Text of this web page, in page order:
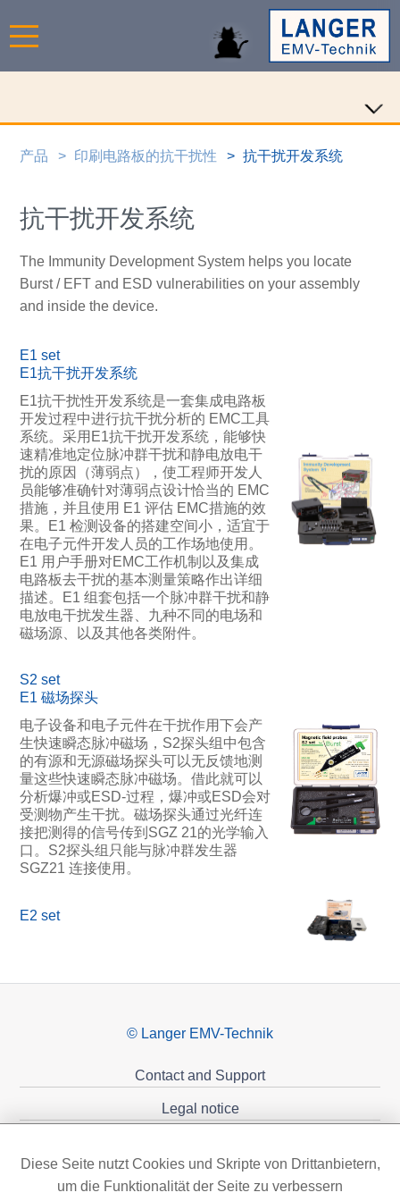
产品 印刷电路板的抗干扰性 抗干扰开发系统
抗干扰开发系统
The Immunity Development System helps you locate
Burst / EFT and ESD vulnerabilities on your assembly
and inside the device.
E1 set
E1抗干扰开发系统
E1抗干扰性开发系统是一套集成电路板
开发过程中进行抗干扰分析的 EMC工具
系统。采用E1抗干扰开发系统，能够快
速精准地定位脉冲群干扰和静电放电干
扰的原因（薄弱点），使工程师开发人
员能够准确针对薄弱点设计恰当的 EMC
措施，并且使用 E1 评估 EMC措施的效
果。E1 检测设备的搭建空间小，适宜于
在电子元件开发人员的工作场地使用。
E1 用户手册对EMC工作机制以及集成
电路板去干扰的基本测量策略作出详细
描述。E1 组套包括一个脉冲群干扰和静
电放电干扰发生器、九种不同的电场和
磁场源、以及其他各类附件。
S2 set
E1 磁场探头
电子设备和电子元件在干扰作用下会产
生快速瞬态脉冲磁场，S2探头组中包含
的有源和无源磁场探头可以无反馈地测
量这些快速瞬态脉冲磁场。借此就可以
分析爆冲或ESD-过程，爆冲或ESD会对
受测物产生干扰。磁场探头通过光纤连
接把测得的信号传到SGZ 21的光学输入
口。S2探头组只能与脉冲群发生器
SGZ21 连接使用。
E2 set
© Langer EMV-Technik
Contact and Support
Legal notice
Diese Seite nutzt Cookies und Skripte von Drittanbietern,
um die Funktionalität der Seite zu verbessern